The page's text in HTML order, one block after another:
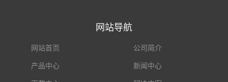
网站导航
网站首页 公司简介
产品中心 新闻中心